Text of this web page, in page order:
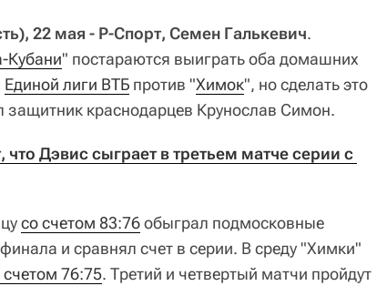
22 мая - Р-Спорт, Семен Галькевич.
Кубани" постараются выиграть оба домашних
Единой лиги ВТБ против "Химок", но сделать это
защитник краснодарцев Крунослав Симон.
что Дэвис сыграет в третьем матче серии с
со счетом 83:76обыграл подмосковные
и сравнял счет в серии. В среду "Химки"
счетом 76:75. Третий и четвертый матчи пройдут